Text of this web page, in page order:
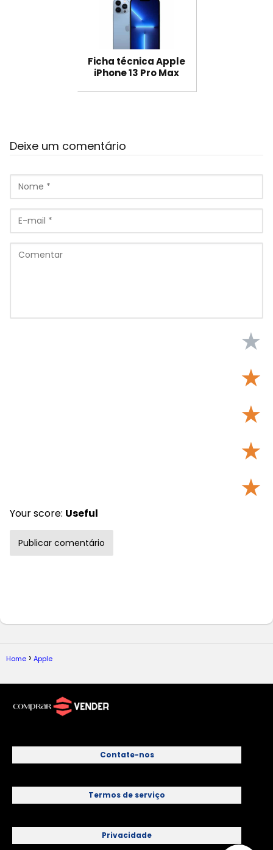
Ficha técnica Apple
iPhone 13 Pro Max
Deixe um comentário
★
★
★
★
★
Your score: Useful
Home Apple
Contate-nos
Termos de serviço
Privacidade